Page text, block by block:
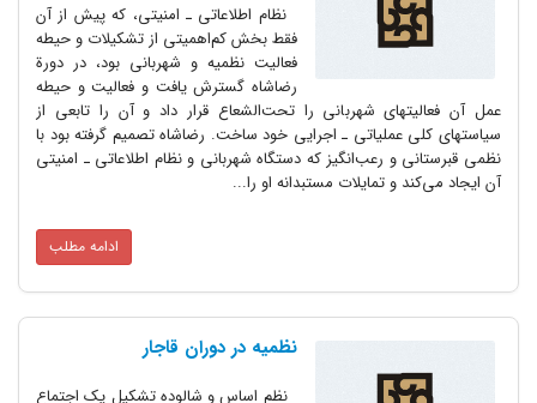
نظام اطلاعاتی ـ امنیتی، که پیش از آن
فقط بخش کم‌اهمیتی از تشکیلات و حیطه
فعالیت نظمیه و شهربانی بود، در دورة
رضاشاه گسترش یافت و فعالیت و حیطه
شهربانی را تحت‌الشعاع قرار داد و آن را تابعی از
عملیاتی ـ اجرایی خود ساخت. رضاشاه تصمیم گرفته بود با
و رعب‌‌انگیز که دستگاه شهربانی و نظام اطلاعاتی ـ امنیتی
و تمایلات مستبدانه او را...
نظمیه در دوران قاجار
نظم اساس و شالوده تشکیل یک اجتماع